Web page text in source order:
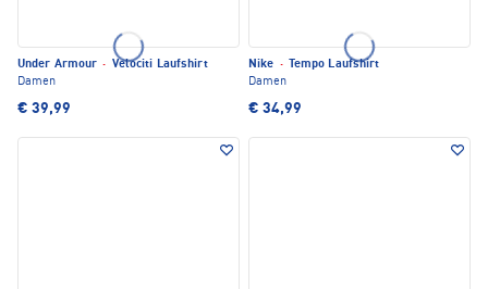
Under Armour · Velociti Laufshirt
Damen
€ 39,99
Nike ·
Tempo Laufshirt
Damen
€ 34,99